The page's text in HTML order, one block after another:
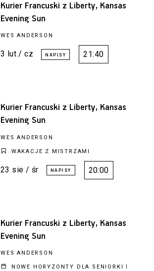
Kurier Francuski z Liberty, Kansas
Evening Sun
WES ANDERSON
3 lut / cz 21:40
Kurier Francuski z Liberty, Kansas
Evening Sun
WES ANDERSON
WAKACJE Z MISTRZAMI
23 sie / śr 20:00
Kurier Francuski z Liberty, Kansas
Evening Sun
WES ANDERSON
NOWE HORYZONTY DLA SENIORKI I